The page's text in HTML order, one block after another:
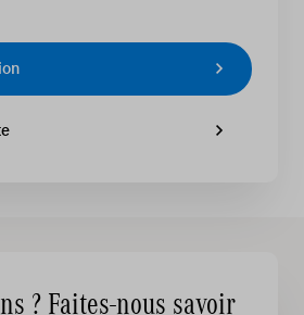
? Faites-nous savoir